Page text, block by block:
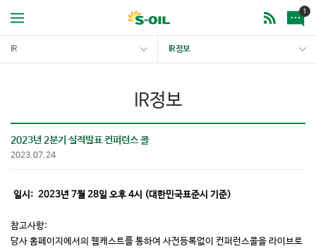
1
IR IR 정보
IR정보
2023년 2분기 실적발표 컨퍼런스 콜
2023.07.24
일시: 2023년 7월 28일 오후 4시 (대한민국표준시 기준)
참고사항:
당사 홈페이지에서의 웹캐스트를 통하여 사전등록없이 컨퍼런스콜을 라이브로